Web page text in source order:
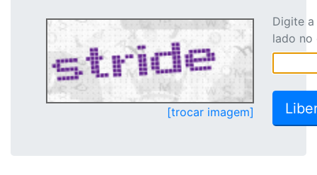
[trocar imagem]
Digite
lado no